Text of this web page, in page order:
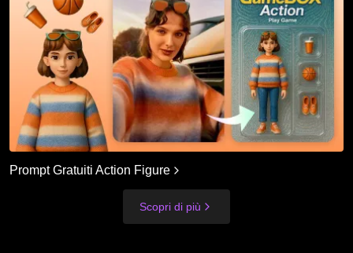
Prompt Gratuiti Action Figure
Scopri di più